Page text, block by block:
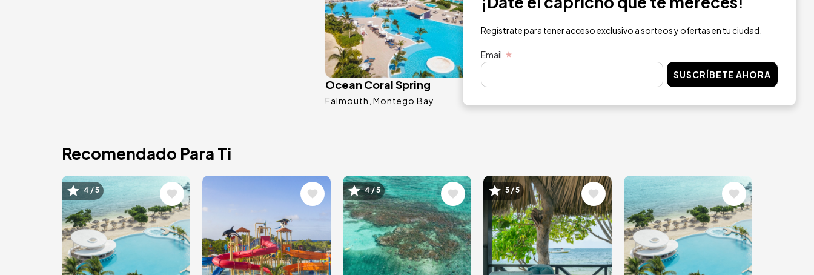
Ocean Coral Spring
Falmouth Montego Bay
Recomendado Para Ti
Image
4 / 5 Image Image
4 / 5 Image
5 / 5 Image
Regístrate para tener acceso exclusivo a sorteos y ofertas en tu ciudad.
Email
SUSCRÍBETE AHORA